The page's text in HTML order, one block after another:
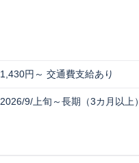
1,430円～ 交通費支給あり
2026/9/上旬～長期（3カ月以上）